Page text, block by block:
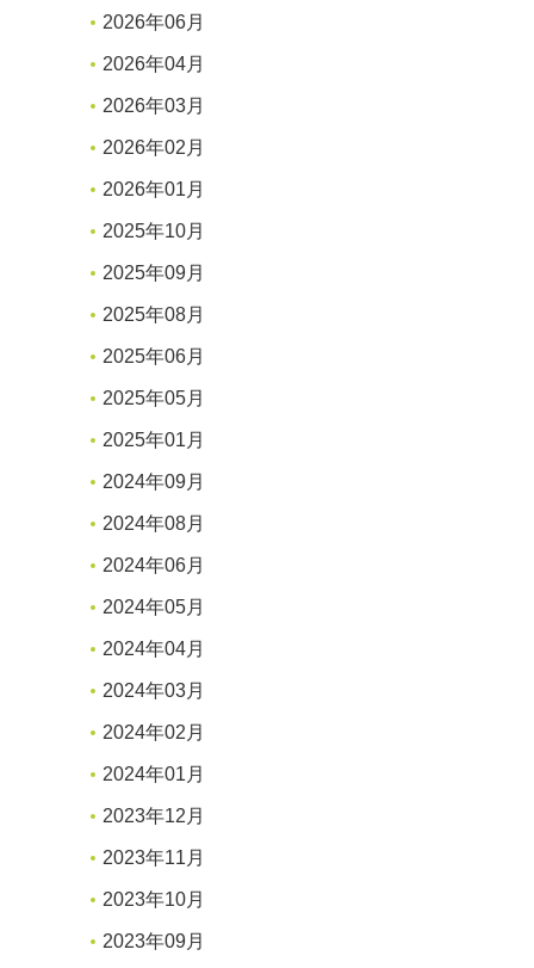
2026年06月
2026年04月
2026年03月
2026年02月
2026年01月
2025年10月
2025年09月
2025年08月
2025年06月
2025年05月
2025年01月
2024年09月
2024年08月
2024年06月
2024年05月
2024年04月
2024年03月
2024年02月
2024年01月
2023年12月
2023年11月
2023年10月
2023年09月